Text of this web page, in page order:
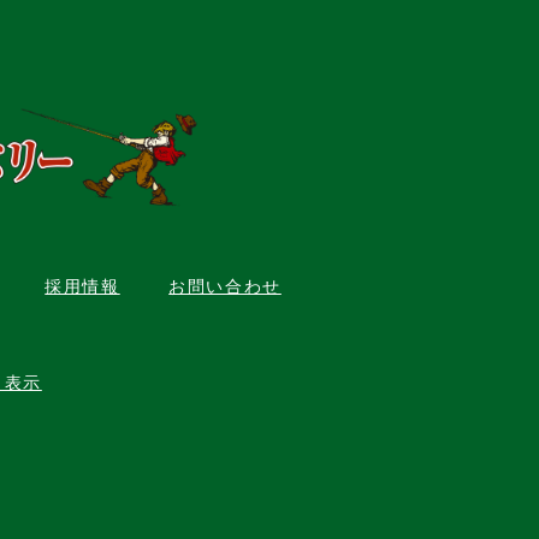
採用情報 お問い合わせ
示